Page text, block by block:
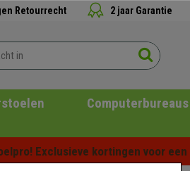
Retourrecht 2 jaar Garantie
Computerbureaus
Exclusieve kortingen voor